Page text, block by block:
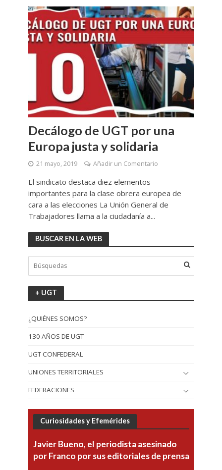
Decálogo de UGT por una
Europa justa y solidaria
21 mayo, 2019 Añadir un Comentario
El sindicato destaca diez elementos
importantes para la clase obrera europea de
cara a las elecciones La Unión General de
Trabajadores llama a la ciudadanía a...
BUSCAR EN LA WEB
+ UGT
¿QUIÉNES SOMOS?
130 AÑOS DE UGT
UGT CONFEDERAL
UNIONES TERRITORIALES
FEDERACIONES
Curiosidades y Efemérides
Javier Bueno, el periodista asesinado
por Franco por sus editoriales de prensa